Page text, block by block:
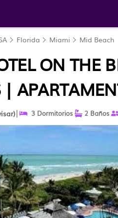
Florida Miami Mid Beach
ON THE
|
| 3 Dormitorios 2 Baños